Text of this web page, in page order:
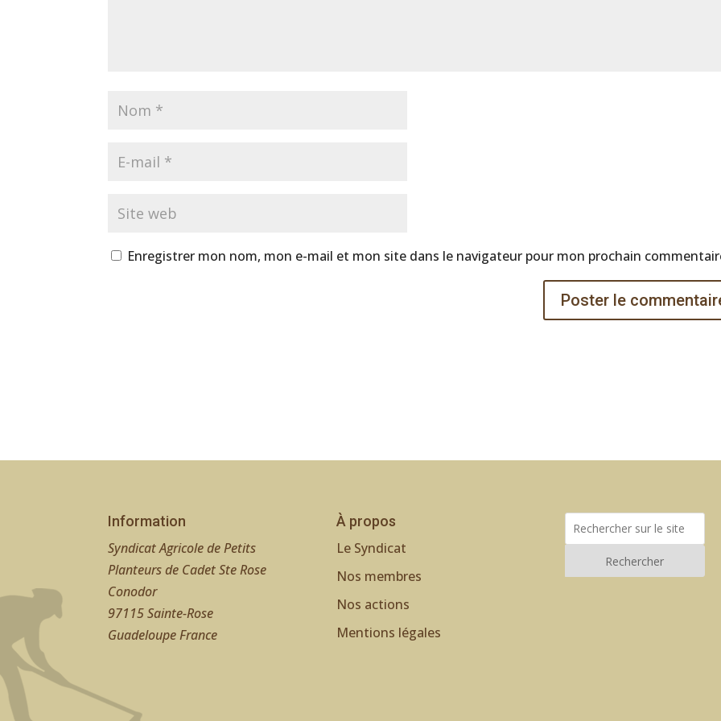
Enregistrer mon nom, mon e-mail et mon site dans le navigateur pour mon prochain
Information
Syndicat Agricole de Petits
Planteurs de Cadet Ste Rose
Conodor
97115 Sainte-Rose
Guadeloupe France
À propos
Le Syndicat
Nos membres
Nos actions
Mentions légales
Rechercher